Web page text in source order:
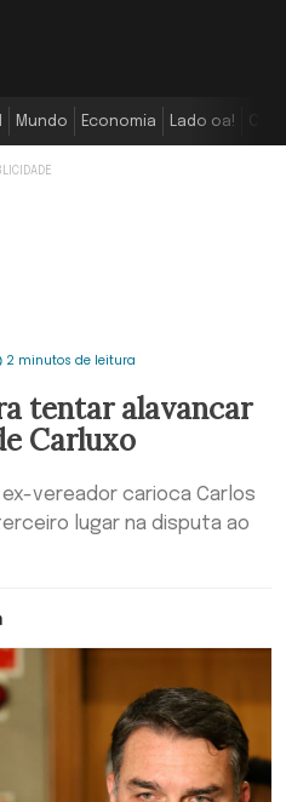
Mundo Economia Lado oa!
2 minutos de leitura
tentar alavancar
Carluxo
vereador carioca Carlos
lugar na disputa ao